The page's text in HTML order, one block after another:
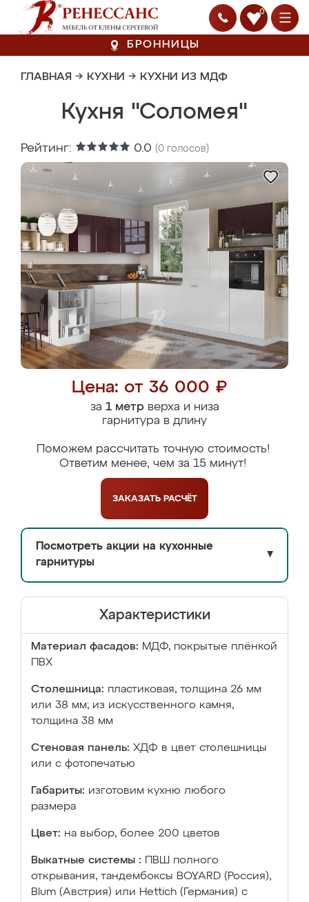
0
БРОННИЦЫ
ГЛАВНАЯ → КУХНИ → КУХНИ ИЗ МДФ
Кухня "Соломея"
Рейтинг: 0.0 (0 голосов)
Цена: от 36 000 ₽
за 1 метрверха и низа
гарнитура в длину
Поможем рассчитать точную стоимость!
Ответим менее, чем за 15 минут!
ЗАКАЗАТЬ РАСЧЁТ
Посмотреть акции на кухонные
гарнитуры
▼
Характеристики
Материал фасадов: МДФ, покрытые плёнкой
ПВХ
Столешница: пластиковая, толщина 26 мм
или 38 мм; из искусственного камня,
толщина 38 мм
Стеновая панель: ХДФ в цвет столешницы
или с фотопечатью
Габариты: изготовим кухню любого
размера
Цвет: на выбор, более 200 цветов
Выкатные системы :
ПВШ полного
открывания, тандембоксы BOYARD (Россия),
Blum (Австрия) или Hettich (Германия) с